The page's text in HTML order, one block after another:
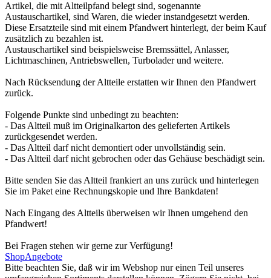
Artikel, die mit Altteilpfand belegt sind, sogenannte
Austauschartikel, sind Waren, die wieder instandgesetzt werden.
Diese Ersatzteile sind mit einem Pfandwert hinterlegt, der beim Kauf
zusätzlich zu bezahlen ist.
Austauschartikel sind beispielsweise Bremssättel, Anlasser,
Lichtmaschinen, Antriebswellen, Turbolader und weitere.
Nach Rücksendung der Altteile erstatten wir Ihnen den Pfandwert
zurück.
Folgende Punkte sind unbedingt zu beachten:
- Das Altteil muß im Originalkarton des gelieferten Artikels
zurückgesendet werden.
- Das Altteil darf nicht demontiert oder unvollständig sein.
- Das Altteil darf nicht gebrochen oder das Gehäuse beschädigt sein.
Bitte senden Sie das Altteil frankiert an uns zurück und hinterlegen
Sie im Paket eine Rechnungskopie und Ihre Bankdaten!
Nach Eingang des Altteils überweisen wir Ihnen umgehend den
Pfandwert!
Bei Fragen stehen wir gerne zur Verfügung!
ShopAngebote
Bitte beachten Sie, daß wir im Webshop nur einen Teil unseres